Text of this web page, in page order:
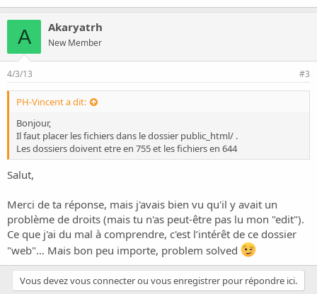
A Akaryatrh
New Member
4/3/13 #3
PH-Vincent a dit:
Bonjour,
Il faut placer les fichiers dans le dossier public_html/ .
Les dossiers doivent etre en 755 et les fichiers en 644
Salut,
Merci de ta réponse, mais j'avais bien vu qu'il y avait un
problème de droits (mais tu n'as peut-être pas lu mon "edit").
Ce que j'ai du mal à comprendre, c'est l’intérêt de ce dossier
"web"… Mais bon peu importe, problem solved
Vous devez vous connecter ou vous enregistrer pour répondre ici.